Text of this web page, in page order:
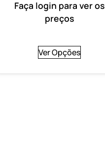
Faça login para ver os
preços
Ver Opções